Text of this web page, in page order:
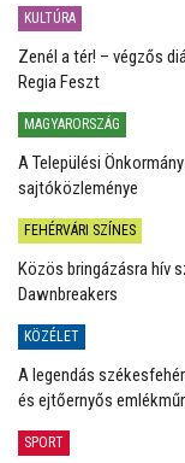
KULTÚRA
Zenél a tér! – végzős
Regia Feszt
MAGYARORSZÁG
A Települési
sajtóközleménye
FEHÉRVÁRI SZÍNES
Közös bringázásra hív
Dawnbreakers
KÖZÉLET
A legendás
és ejtőernyős
SPORT